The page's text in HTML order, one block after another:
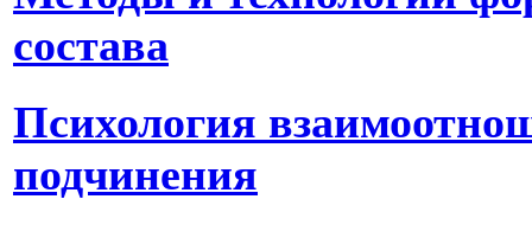
состава
Психология
подчинения